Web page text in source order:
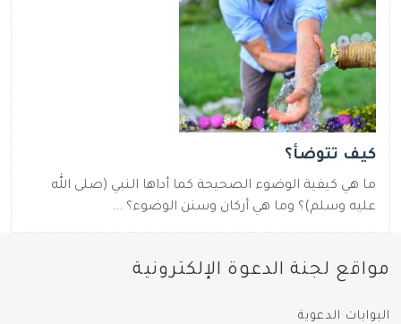
كيف تتوضأ؟
ما هي كيفية الوضوء الصحيحة كما أداها النبي (صلى الله
عليه وسلم)؟ وما هي أركان وسنن الوضوء؟ ...
مواقع لجنة الدعوة الإلكترونية
البوابات الدعوية